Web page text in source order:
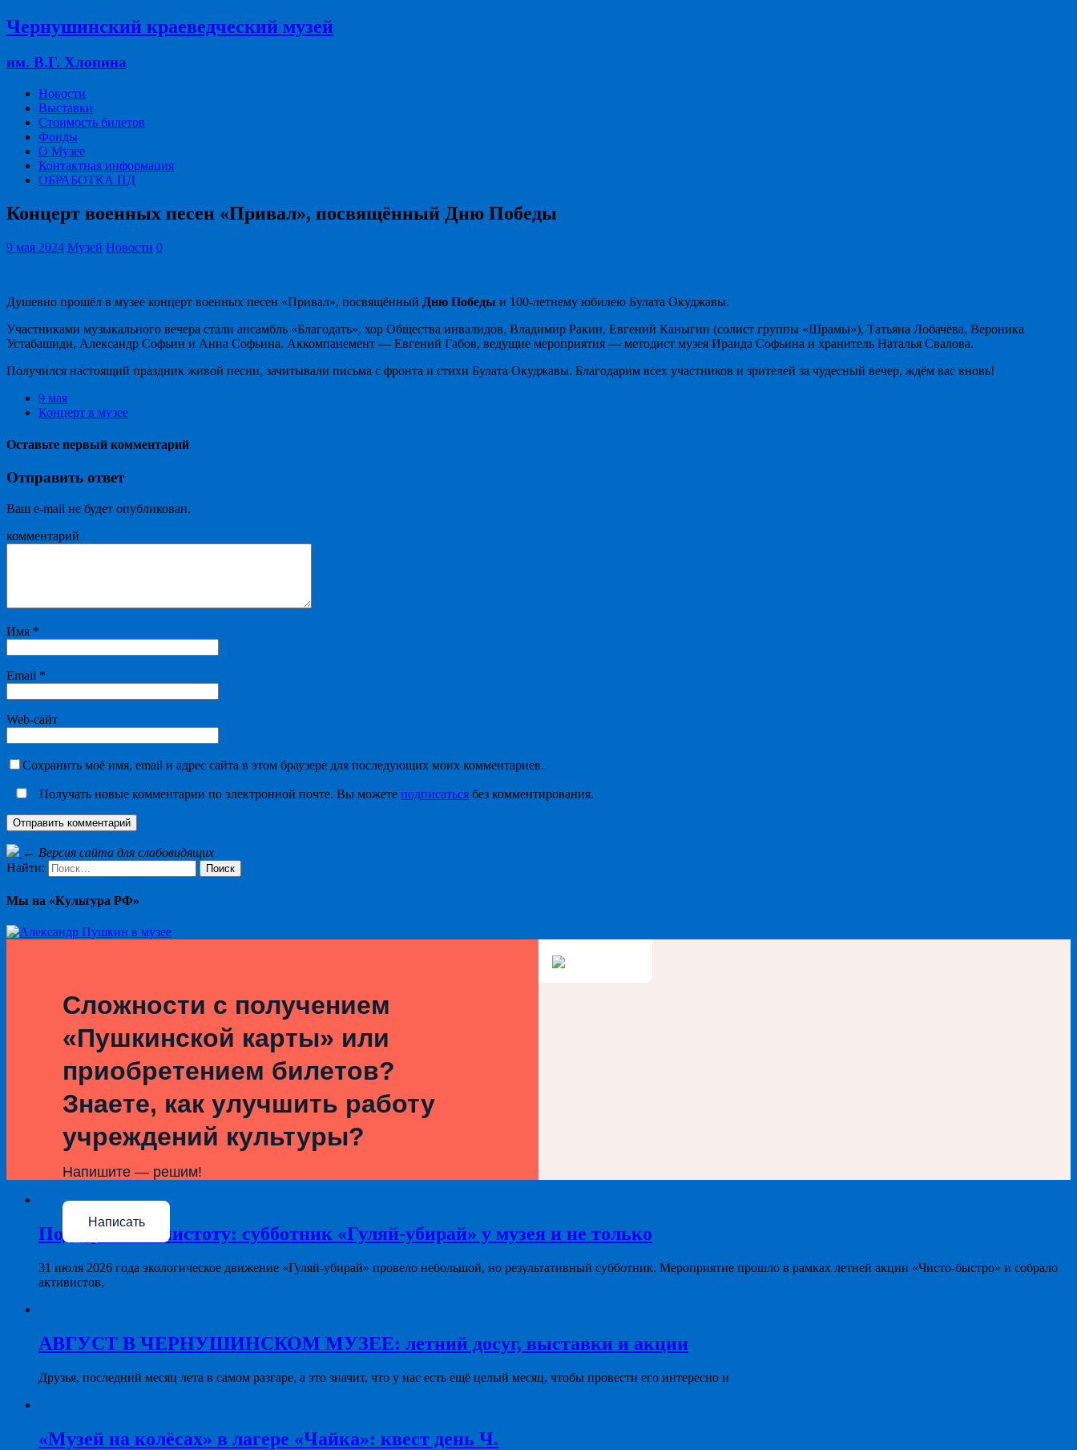
Чернушинский краеведческий музей
им. В.Г. Хлопина
Новости
Выставки
Стоимость билетов
Фонды
О Музее
Контактная информация
ОБРАБОТКА ПД
Концерт военных песен «Привал», посвящённый Дню Победы
9 мая 2024 Музей Новости 0
Душевно прошёл в музее концерт военных песен «Привал», посвящённый Дню Победы и 100-летнему юбилею Булата Окуджавы.
Участниками музыкального вечера стали ансамбль «Благодать», хор Общества инвалидов, Владимир Ракин, Евгений Каныгин (солист группы «Шрамы»), Татьяна Лобачёва, Вероника
Устабашиди, Александр Софьин и Анна Софьина. Аккомпанемент — Евгений Габов, ведущие мероприятия — методист музея Ираида Софьина и хранитель Наталья Свалова.
Получился настоящий праздник живой песни, зачитывали письма с фронта и стихи Булата Окуджавы. Благодарим всех участников и зрителей за чудесный вечер, ждём вас вновь!
9 мая
Концерт в музее
Оставьте первый комментарий
Отправить ответ
Ваш e-mail не будет опубликован.
комментарий
Имя *
Email *
Web-сайт
Сохранить моё имя, email и адрес сайта в этом браузере для последующих моих комментариев.
Получать новые комментарии по электронной почте. Вы можете подписаться без комментирования.
← Версия сайта для слабовидящих
Найти:
Мы на «Культура РФ»
Сложности с получением
«Пушкинской карты» или
приобретением билетов?
Знаете, как улучшить работу
учреждений культуры?
Напишите — решим!
Написать
Поддерживая чистоту: субботник «Гуляй-убирай» у музея и не только
31 июля 2026 года экологическое движение «Гуляй-убирай» провело небольшой, но результативный субботник. Мероприятие прошло в рамках летней акции «Чисто-быстро» и собрало
активистов,
АВГУСТ В ЧЕРНУШИНСКОМ МУЗЕЕ: летний досуг, выставки и акции
Друзья, последний месяц лета в самом разгаре, а это значит, что у нас есть ещё целый месяц, чтобы провести его интересно и
«Музей на колёсах» в лагере «Чайка»: квест день Ч.